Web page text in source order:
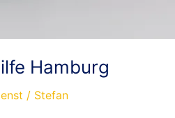
Hamburg
/ Stefan